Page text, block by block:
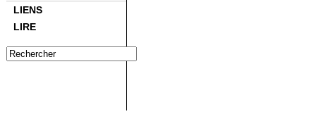
LIENS
LIRE